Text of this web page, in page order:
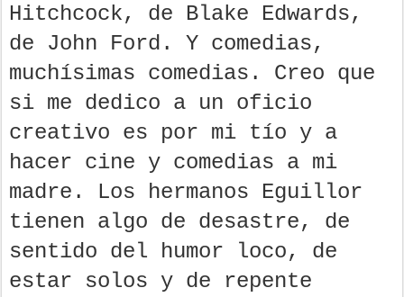
Hitchcock, de Blake Edwards,
de John Ford. Y comedias,
muchísimas comedias. Creo que
si me dedico a un oficio
creativo es por mi tío y a
hacer cine y comedias a mi
madre. Los hermanos Eguillor
tienen algo de desastre, de
sentido del humor loco, de
estar solos y de repente